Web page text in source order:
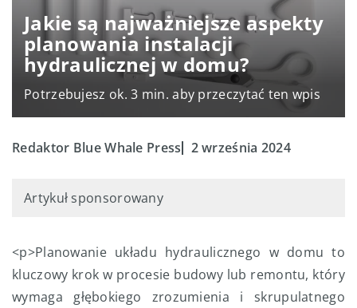
Jakie są najważniejsze aspekty
planowania instalacji
hydraulicznej w domu?
Potrzebujesz ok. 3 min. aby przeczytać ten wpis
Redaktor Blue Whale Press 2 września 2024
Artykuł sponsorowany
<p>Planowanie układu hydraulicznego w domu to
kluczowy krok w procesie budowy lub remontu, który
wymaga głębokiego zrozumienia i skrupulatnego